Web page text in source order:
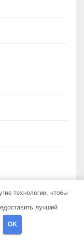
технологии, чтобы
лучший
OK